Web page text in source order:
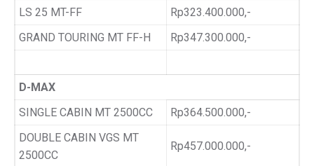
LS 25 MT-FF
Rp323.400.000,-
GRAND TOURING MT FF-H
Rp347.300.000,-
D-MAX
SINGLE CABIN MT 2500CC
Rp364.500.000,-
DOUBLE CABIN VGS MT
2500CC
Rp457.000.000,-